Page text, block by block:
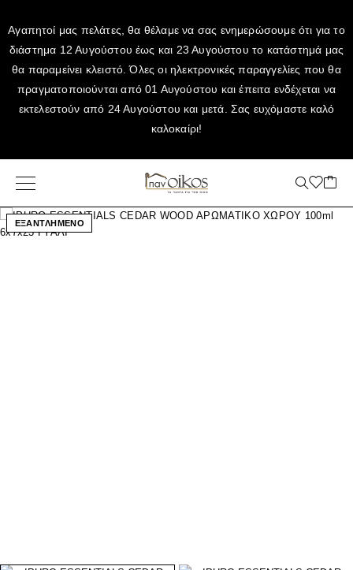
Αγαπητοί μας πελάτες, θα θέλαμε να σας ενημερώσουμε ότι για το
διάστημα 12 Αυγούστου έως και 23 Αυγούστου το κατάστημά μας
θα παραμείνει κλειστό. Όλες οι ηλεκτρονικές παραγγελίες που θα
πραγματοποιούνται από 01 Αυγούστου και έπειτα ενδέχεται να
εκτελεστούν από 24 Αυγούστου και μετά. Σας ευχόμαστε καλό
καλοκαίρι!
ΕΞΑΝΤΛΗΜΕΝΟ